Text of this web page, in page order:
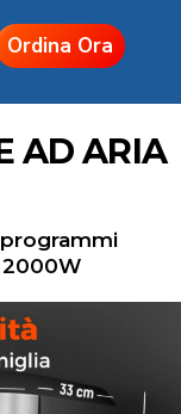
Ordina Ora
AD ARIA